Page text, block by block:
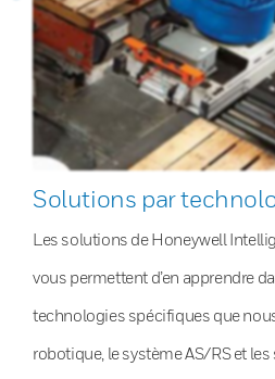
Solutions par
Les solutions de Honeywell
vous permettent d’en apprendre
technologies spécifiques que
robotique, le système AS/RS et